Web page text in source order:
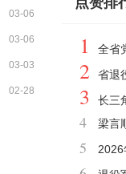
03-06
03-06
03-03
02-28
1
全省
建设暨
2
省退
人工作
3
长三
色宣讲团
肥举办
4
梁言
防动员
5
2026